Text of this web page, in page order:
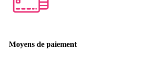
Moyens de paiement